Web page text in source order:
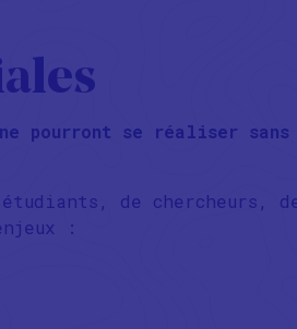
pourront se réaliser sans
de chercheurs,
: